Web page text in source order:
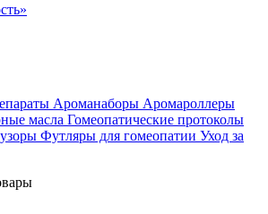
Ароманаборы Аромароллеры
масла Гомеопатические протоколы
Футляры для гомеопатии Уход за